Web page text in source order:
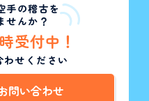
手の稽古を
せんか？
受付中！
せください
問い合わせ